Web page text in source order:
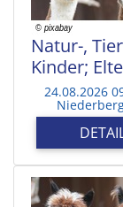
Natur-,
Kinder;
24.08.2026